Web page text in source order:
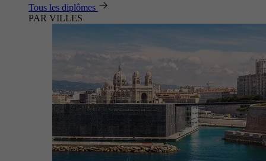
Tous les diplômes
PAR VILLES